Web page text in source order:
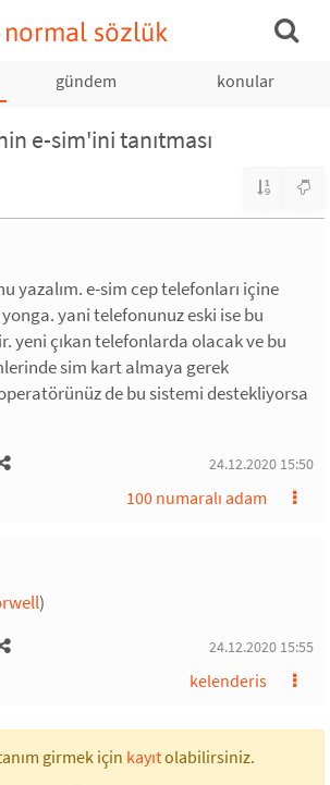
normal sözlük
gündem konular
e-sim'ini tanıtması
yazalım. e-sim cep telefonları içine
yani telefonunuz eski ise bu
yeni çıkan telefonlarda olacak ve bu
sim kart almaya gerek
de bu sistemi destekliyorsa
24.12.2020 15:50
100 numaralı adam
)
24.12.2020 15:55
kelenderis
girmek için kayıtolabilirsiniz.